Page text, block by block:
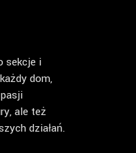
sekcje i
dom,
ale też
działań.